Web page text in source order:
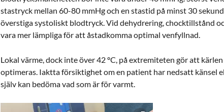
stastryck mellan 60-80 mmHg och en stastid på minst 30
överstiga systoliskt blodtryck. Vid dehydrering, chocktillstånd
vara mer lämpliga för att åstadkomma optimal venfyllnad.
Lokal värme, dock inte över 42 ºC, på extremiteten gör att
optimeras. Iaktta försiktighet om en patient har nedsatt känsel
själv kan bedöma vad som är för varmt.